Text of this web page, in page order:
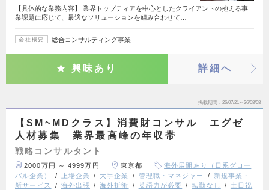
【具体的な業務内容】 業界トップティアを中心としたクライアントの抱える事
業課題に応じて、最適なソリューションを組み合わせて…
会社概要 総合コンサルティング事業
興味あり 詳細へ
掲載期間 26/07/21～26/08/08
【SM~MDクラス】消費財コンサル エグゼ
人材募集 業界最高峰の年収帯
戦略コンサルタント
2000万円 ～ 4999万円 東京都
海外展開あり（日系グロー
バル企業）
上場企業 大手企業 管理職・マネジャー
新規事業・
新サービス
海外出張 海外折衝 英語力が必要 転勤なし
土日祝